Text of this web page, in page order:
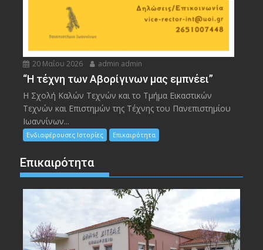
20 Μαΐου 2026 admin admin
“Η τέχνη των Αβορίγινων μας εμπνέει”
Η Σχολή Καλών Τεχνών και το Τμήμα Εικαστικών
Τεχνών και Επιστημών της Τέχνης του Πανεπιστημίου
Ιωαννίνων...
Ενδιαφέρουσες Ιστορίες Επικαιρότητα
Επικαιρότητα